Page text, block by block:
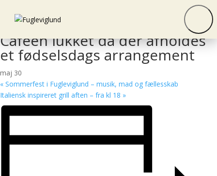
« Alle Begivenheder
Cafeen lukket da der afholdes
et fødselsdags arrangement
maj 30
« Sommerfest i Fugleviglund – musik, mad og fællesskab
Italiensk inspireret grill aften – fra kl 18 »